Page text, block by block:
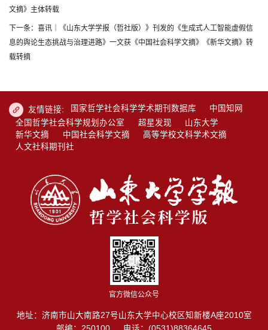
文摘》主体转载
下一条：喜讯｜《山东大学学报（哲社版）》刊发的《生成式人工智能虚假信
息的舆论生态挑战与治理进路》一文获《中国社会科学文摘》《新华文摘》转
载转摘
友情链接: 国家哲学社会科学学术期刊数据库
中国知网
全国哲学社会科学规划办公室
超星发现
山东大学
新华文摘
中国社会科学文摘
高等学校文科学术文摘
人文社科期刊社
地址：济南市山大南路27号山东大学中心校区知新楼A座2010室
官方微信公众号